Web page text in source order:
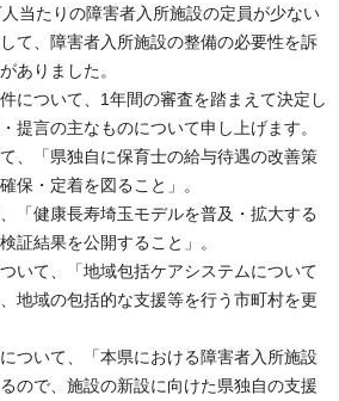
当たりの障害者入所施設の定員が少ない
て、障害者入所施設の整備の必要性を訴
ありました。
について、1年間の審査を踏まえて決定し
提言の主なものについて申し上げます。
、「県独自に保育士の給与待遇の改善策
保・定着を図ること」。
「健康長寿埼玉モデルを普及・拡大する
証結果を公開すること」。
いて、「地域包括ケアシステムについて
地域の包括的な支援等を行う市町村を更
ついて、「本県における障害者入所施設
ので、施設の新設に向けた県独自の支援